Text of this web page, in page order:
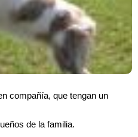
compañía, que tengan un
de la familia.